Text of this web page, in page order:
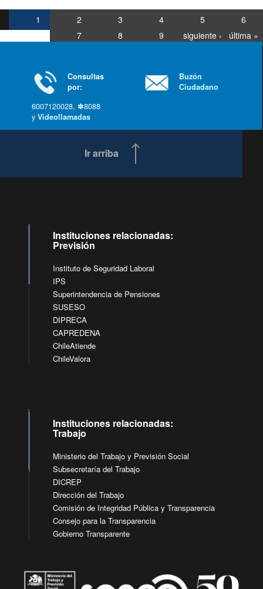
1 2 3 4 5
6
7
8 9 siguiente › última »
Consultas
por:
6007120028, ✽8088
yVideollamadas
Buzón
Ciudadano
Ir arriba
Instituciones relacionadas:
Previsión
Instituto de Seguridad Laboral
IPS
Superintendencia de Pensiones
SUSESO
DIPRECA
CAPREDENA
ChileAtiende
ChileValora
Instituciones relacionadas:
Trabajo
Ministerio del Trabajo y Previsión Social
Subsecretaría del Trabajo
DICREP
Dirección del Trabajo
Comisión de Integridad Pública y Transparencia
Consejo para la Transparencia
Gobierno Transparente